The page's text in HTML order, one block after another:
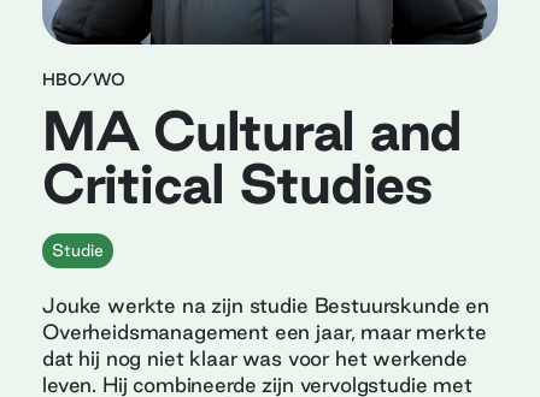
HBO/WO
MA Cultural and
Critical Studies
Studie
Jouke werkte na zijn studie Bestuurskunde en
Overheidsmanagement een jaar, maar merkte
dat hij nog niet klaar was voor het werkende
leven. Hij combineerde zijn vervolgstudie met